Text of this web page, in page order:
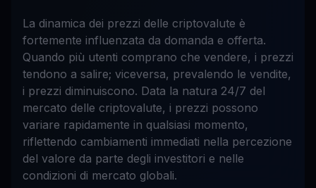
La dinamica dei prezzi delle criptovalute è
fortemente influenzata da domanda e offerta.
Quando più utenti comprano che vendere, i prezzi
tendono a salire; viceversa, prevalendo le vendite,
i prezzi diminuiscono. Data la natura 24/7 del
mercato delle criptovalute, i prezzi possono
variare rapidamente in qualsiasi momento,
riflettendo cambiamenti immediati nella percezione
del valore da parte degli investitori e nelle
condizioni di mercato globali.